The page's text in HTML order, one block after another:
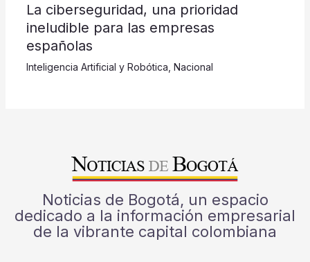
La ciberseguridad, una prioridad
ineludible para las empresas
españolas
Inteligencia Artificial y Robótica Nacional
Noticias de Bogotá, un espacio
dedicado a la información empresarial
de la vibrante capital colombiana